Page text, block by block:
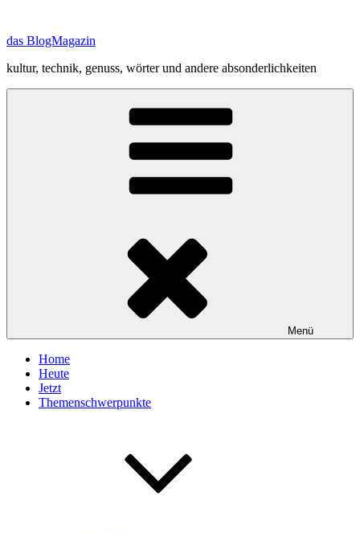
springen
das BlogMagazin
kultur, technik, genuss, wörter und andere absonderlichkeiten
Menü
Home
Heute
Jetzt
Themenschwerpunkte